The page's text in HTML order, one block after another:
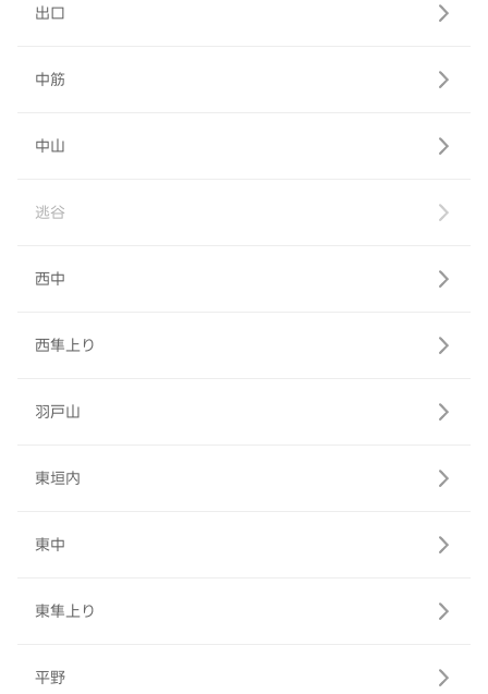
出口
中筋
中山
逃谷
西中
西隼上り
羽戸山
東垣内
東中
東隼上り
平野